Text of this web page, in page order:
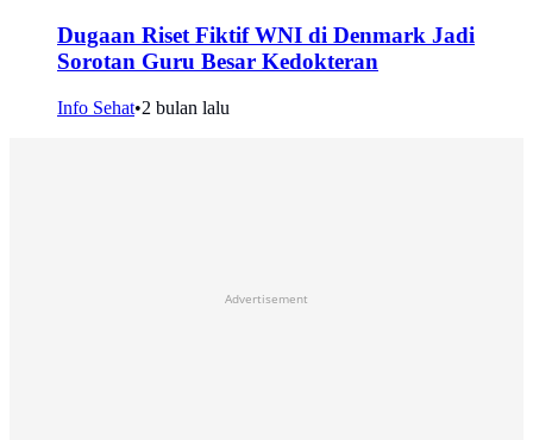
Dugaan Riset Fiktif WNI di Denmark Jadi
Sorotan Guru Besar Kedokteran
Info Sehat•2 bulan lalu
Advertisement